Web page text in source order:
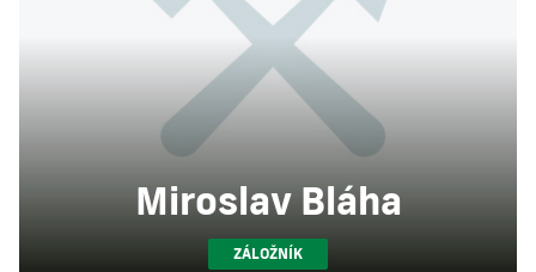
Miroslav Bláha
ZÁLOŽNÍK